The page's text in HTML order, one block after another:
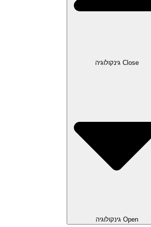
Close גינקולוגיה
Open גינקולוגיה